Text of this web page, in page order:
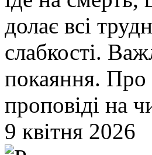
долає всі
слабкості.
покаяння. Про
проповіді на
9 квітня 2026